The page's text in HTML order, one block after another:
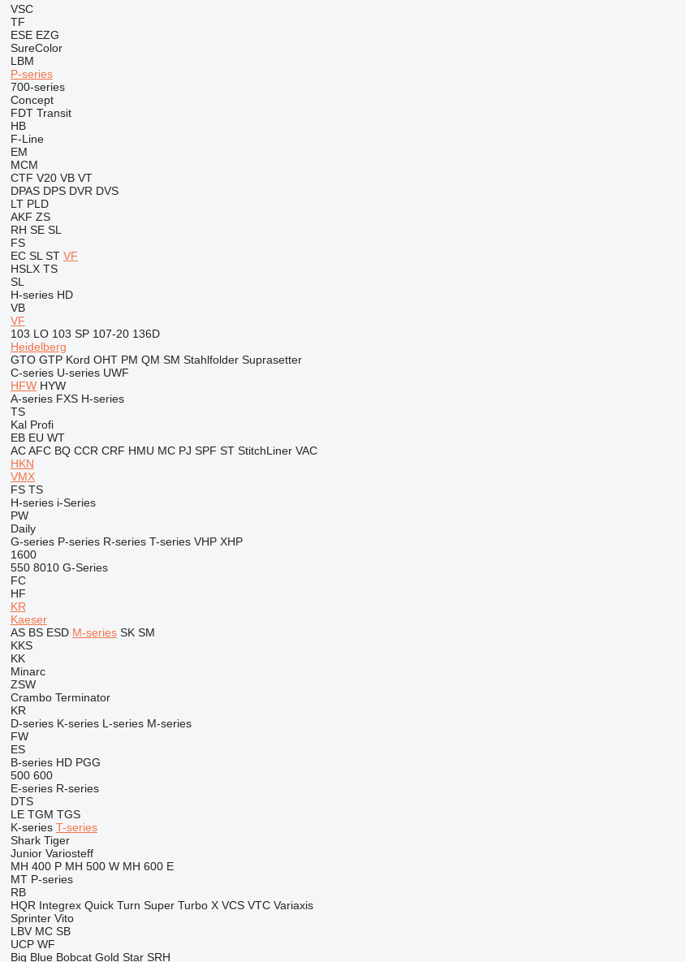
VSC
TF
ESE EZG
SureColor
LBM
P-series
700-series
Concept
FDT Transit
HB
F-Line
EM
MCM
CTF V20 VB VT
DPAS DPS DVR DVS
LT PLD
AKF ZS
RH SE SL
FS
EC SL ST VF
HSLX TS
SL
H-series HD
VB
VF
103 LO 103 SP 107-20 136D
Heidelberg
GTO GTP Kord OHT PM QM SM Stahlfolder Suprasetter
C-series U-series UWF
HFW HYW
A-series FXS H-series
TS
Kal Profi
EB EU WT
AC AFC BQ CCR CRF HMU MC PJ SPF ST StitchLiner VAC
HKN
VMX
FS TS
H-series i-Series
PW
Daily
G-series P-series R-series T-series VHP XHP
1600
550 8010 G-Series
FC
HF
KR
Kaeser
AS BS ESD M-series SK SM
KKS
KK
Minarc
ZSW
Crambo Terminator
KR
D-series K-series L-series M-series
FW
ES
B-series HD PGG
500 600
E-series R-series
DTS
LE TGM TGS
K-series T-series
Shark Tiger
Junior Variosteff
MH 400 P MH 500 W MH 600 E
MT P-series
RB
HQR Integrex Quick Turn Super Turbo X VCS VTC Variaxis
Sprinter Vito
LBV MC SB
UCP WF
Big Blue Bobcat Gold Star SRH